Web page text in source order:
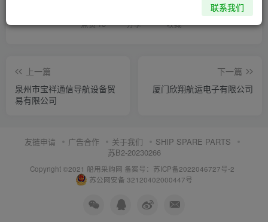
点赞13 分享 收藏
上一篇
泉州市宝祥通信导航设备贸
易有限公司
下一篇
厦门欣翔航运电子有限公司
友链申请 广告合作 关于我们
SHIP SPARE PARTS
苏B2-20230266
Copyright ©2021 船用采购网 备案号：苏ICP备2022046727号-2
苏公网安备 32120402000447号
联系我们